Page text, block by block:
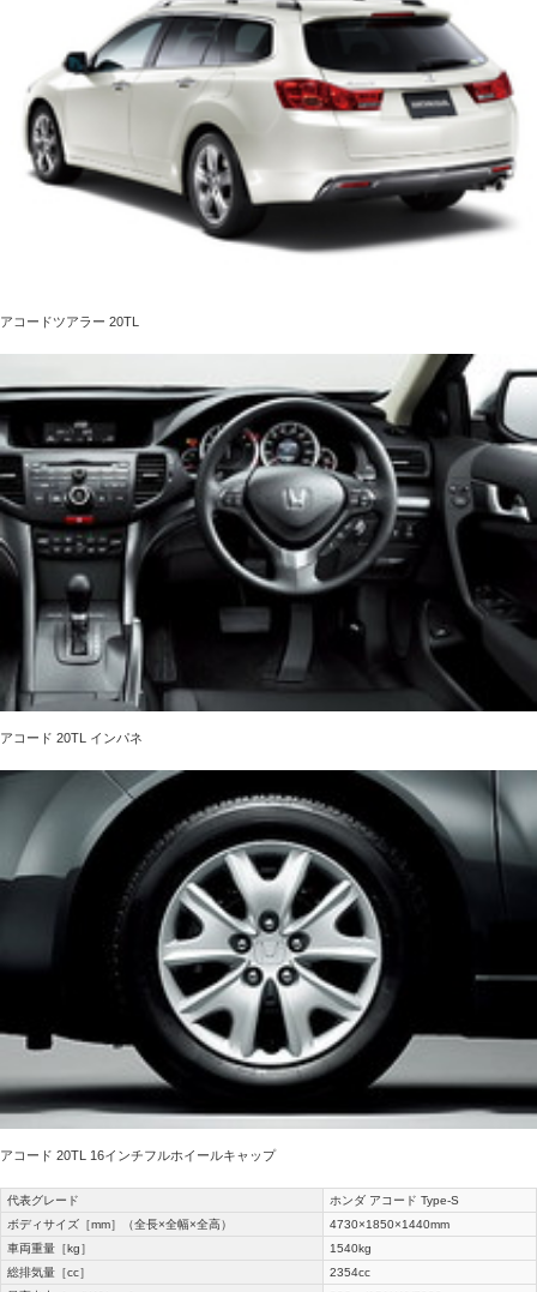
アコードツアラー 20TL
アコード 20TL インパネ
アコード 20TL 16インチフルホイールキャップ
代表グレード
ホンダ アコード Type-S
ボディサイズ［mm］（全長×全幅×全高）
4730×1850×1440mm
車両重量［kg］
1540kg
総排気量［cc］
2354cc